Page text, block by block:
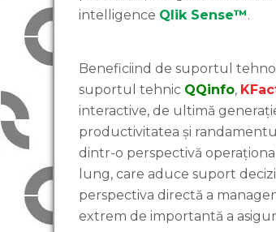
intelligence Qlik Sense™.
Beneficiind de suportul
suportul tehnic QQinfo,
interactive, de ultimă
productivitatea și
dintr-o perspectivă
lung, care aduce suport
perspectiva directă a
extrem de importantă a